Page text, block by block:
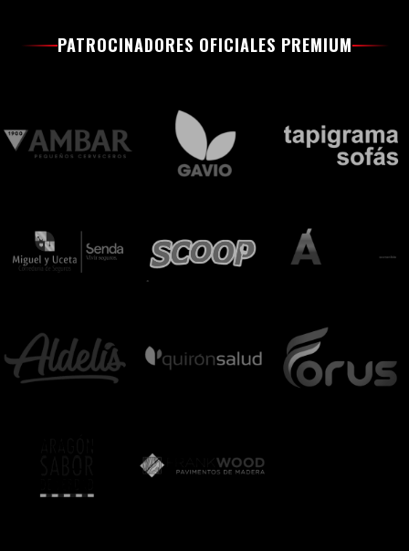
PATROCINADORES OFICIALES PREMIUM